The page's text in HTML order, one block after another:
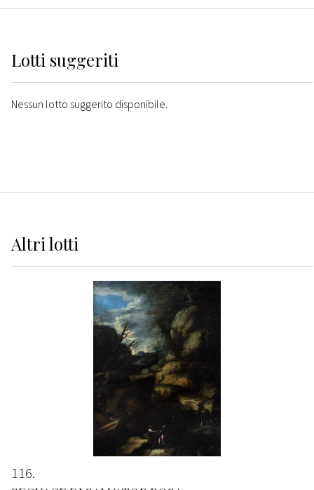
Lotti suggeriti
Nessun lotto suggerito disponibile.
Altrilotti
116